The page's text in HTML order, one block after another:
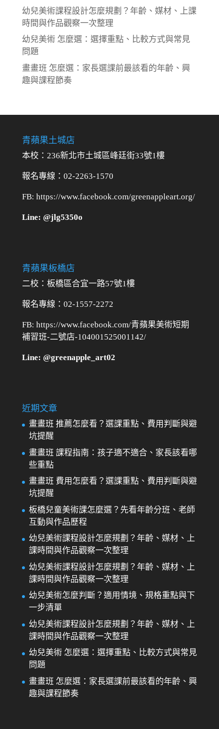
幼兒美術課程設計怎麼規劃？年齡、媒材、上課
時間與作品觀察一次整理
幼兒美術 怎麼選：選擇重點、比較方式與常見
問題
畫畫班 怎麼選：家長選課前最該看的年齡、興
趣與課程節奏
青蘋果土城店
本校：236新北市土城區峰廷街33號1樓
報名專線：02-2263-1570
FB: https://www.facebook.com/greenappleart.org/
Line: @jlg5350o
青蘋果板橋店
二校： 板橋區合宜一路57號1樓
報名專線：02-1557-2272
FB: https://www.facebook.com/青蘋果美術短期
補習班-二號店-104001525001142/
Line: @greenapple_art02
近期文章
畫畫班 推薦怎麼看？選課重點、費用判斷與避
坑提醒
畫畫班 課程指南：孩子適不適合、家長該看哪
些重點
畫畫班 費用怎麼看？選課重點、費用判斷與避
坑提醒
板橋兒童美術課怎麼選？先看年齡分班、老師
互動與作品歷程
幼兒美術課程設計怎麼規劃？年齡、媒材、上
課時間與作品觀察一次整理
幼兒美術課程設計怎麼規劃？年齡、媒材、上
課時間與作品觀察一次整理
幼兒美術怎麼判斷？適用情境、規格重點與下
一步清單
幼兒美術課程設計怎麼規劃？年齡、媒材、上
課時間與作品觀察一次整理
幼兒美術 怎麼選：選擇重點、比較方式與常見
問題
畫畫班 怎麼選：家長選課前最該看的年齡、興
趣與課程節奏